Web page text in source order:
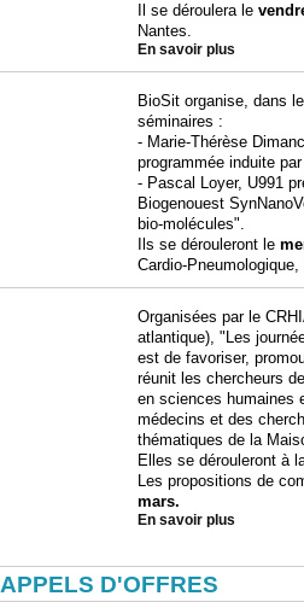
Il se déroulera le
Nantes.
En savoir plus
BioSit organise, dans
séminaires :
- Marie-Thérèse
programmée induite
- Pascal Loyer, U991
Biogenouest
bio-molécules".
Ils se dérouleront le
Cardio-
Organisées par le
atlantique), "Les
est de favoriser,
réunit les chercheurs
en sciences humaines
médecins et des
thématiques de la
Elles se dérouleront à
Les propositions de
mars.
En savoir plus
APPELS D'OFFRES